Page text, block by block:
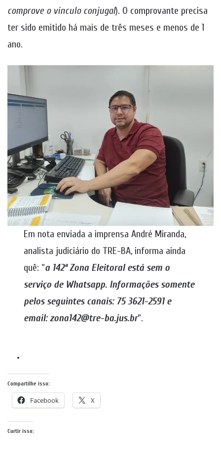
comprove o vinculo conjugal). O comprovante precisa
ter sido emitido há mais de três meses e menos de 1
ano.
Em nota enviada a imprensa André Miranda,
analista judiciário do TRE-BA, informa ainda
quê: “a 142ª Zona Eleitoral está sem o
serviço de Whatsapp. Informações somente
pelos seguintes canais: 75 3621-2591 e
email: zona142@tre-ba.jus.br“.
Compartilhe isso:
Facebook X
Curtir isso: